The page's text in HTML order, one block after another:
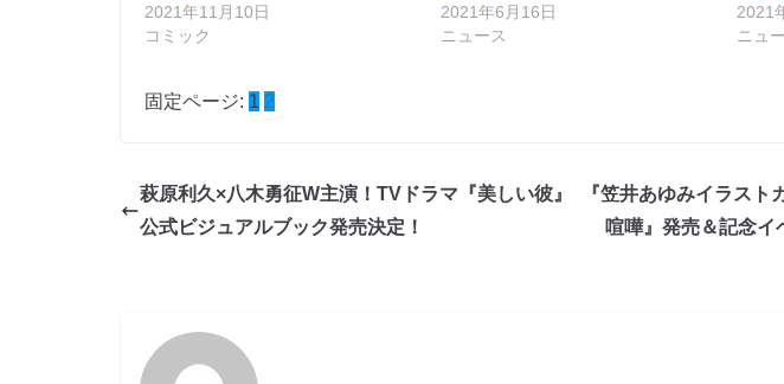
2021年11月10日
コミック
2021年6月16日
ニュース
2021
ニュ
固定ページ: 1 2
萩原利久×八木勇征W主演！TVドラマ『美しい彼』
公式ビジュアルブック発売決定！
『笠井あゆみイラスト
喧嘩』発売＆記念